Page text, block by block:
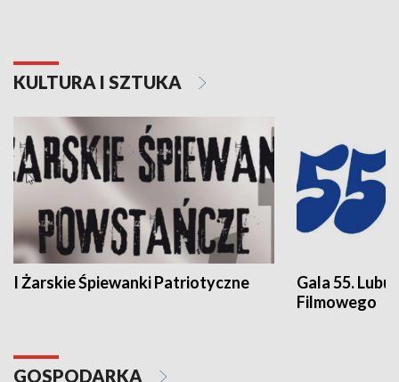
KULTURA I SZTUKA
I Żarskie Śpiewanki Patriotyczne
Gala 55.
Filmowego
GOSPODARKA